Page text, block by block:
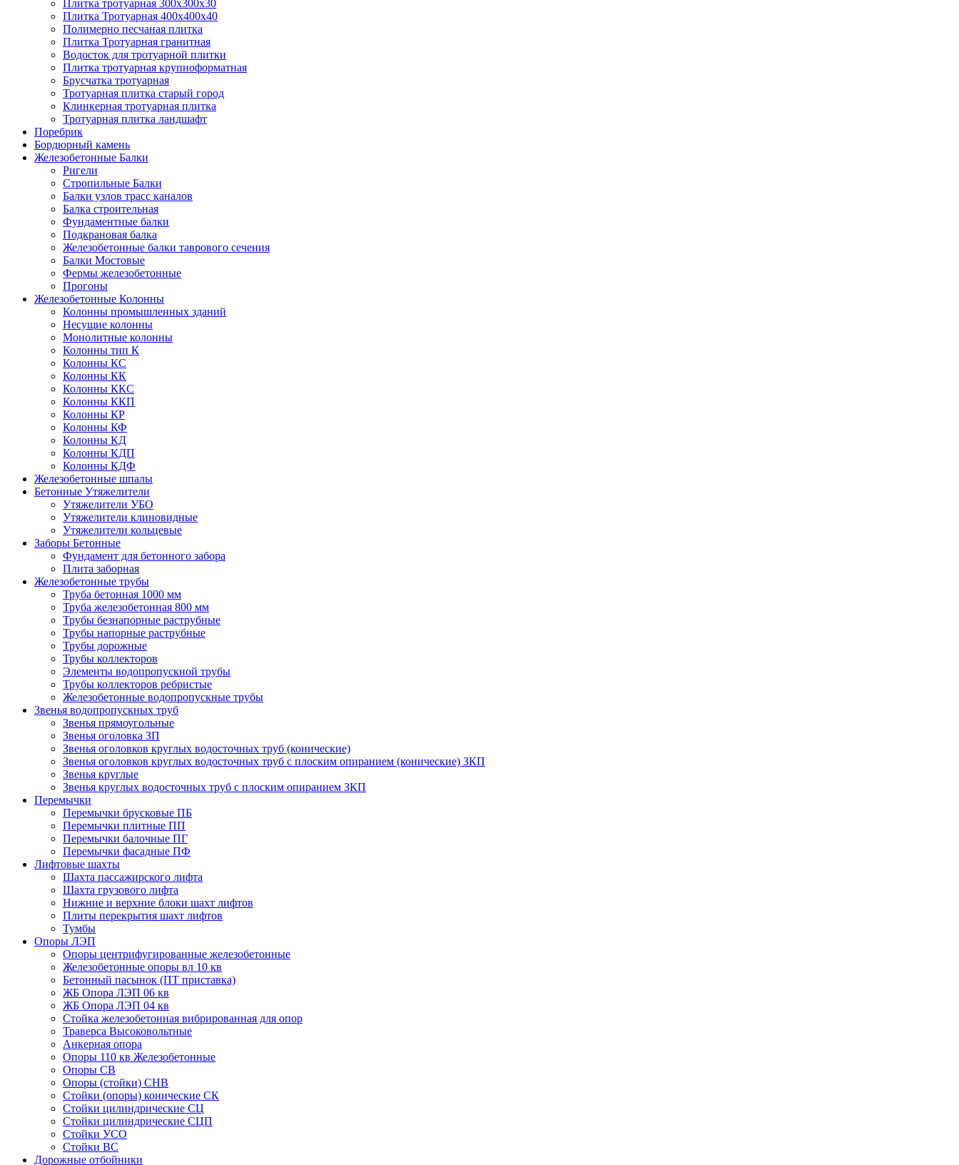
Плитка тротуарная 300х300х30
Плитка Тротуарная 400x400x40
Полимерно песчаная плитка
Плитка Тротуарная гранитная
Водосток для тротуарной плитки
Плитка тротуарная крупноформатная
Брусчатка тротуарная
Тротуарная плитка старый город
Клинкерная тротуарная плитка
Тротуарная плитка ландшафт
Поребрик
Бордюрный камень
Железобетонные Балки
Ригели
Стропильные Балки
Балки узлов трасс каналов
Балка строительная
Фундаментные балки
Подкрановая балка
Железобетонные балки таврового сечения
Балки Мостовые
Фермы железобетонные
Прогоны
Железобетонные Колонны
Колонны промышленных зданий
Несущие колонны
Монолитные колонны
Колонны тип К
Колонны КС
Колонны КК
Колонны ККС
Колонны ККП
Колонны КР
Колонны КФ
Колонны КД
Колонны КДП
Колонны КДФ
Железобетонные шпалы
Бетонные Утяжелители
Утяжелители УБО
Утяжелители клиновидные
Утяжелители кольцевые
Заборы Бетонные
Фундамент для бетонного забора
Плита заборная
Железобетонные трубы
Труба бетонная 1000 мм
Труба железобетонная 800 мм
Трубы безнапорные раструбные
Трубы напорные раструбные
Трубы дорожные
Трубы коллекторов
Элементы водопропускной трубы
Трубы коллекторов ребристые
Железобетонные водопропускные трубы
Звенья водопропускных труб
Звенья прямоугольные
Звенья оголовка ЗП
Звенья оголовков круглых водосточных труб (конические)
Звенья оголовков круглых водосточных труб с плоским опиранием (конические) ЗКП
Звенья круглые
Звенья круглых водосточных труб с плоским опиранием ЗКП
Перемычки
Перемычки брусковые ПБ
Перемычки плитные ПП
Перемычки балочные ПГ
Перемычки фасадные ПФ
Лифтовые шахты
Шахта пассажирского лифта
Шахта грузового лифта
Нижние и верхние блоки шахт лифтов
Плиты перекрытия шахт лифтов
Тумбы
Опоры ЛЭП
Опоры центрифугированные железобетонные
Железобетонные опоры вл 10 кв
Бетонный пасынок (ПТ приставка)
ЖБ Опора ЛЭП 06 кв
ЖБ Опора ЛЭП 04 кв
Стойка железобетонная вибрированная для опор
Траверса Высоковольтные
Анкерная опора
Опоры 110 кв Железобетонные
Опоры СВ
Опоры (стойки) СНВ
Стойки (опоры) конические СК
Стойки цилиндрические СЦ
Стойки цилиндрические СЦП
Стойки УСО
Стойки ВС
Дорожные отбойники